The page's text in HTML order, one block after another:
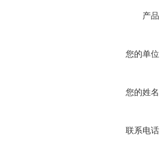
产品
您的单位
您的姓名
联系电话